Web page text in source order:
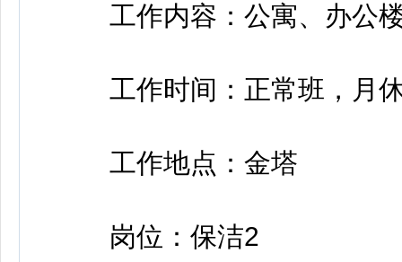
工作内容：公寓、办公楼
工作时间：正常班，月
工作地点：金塔
岗位：保洁2